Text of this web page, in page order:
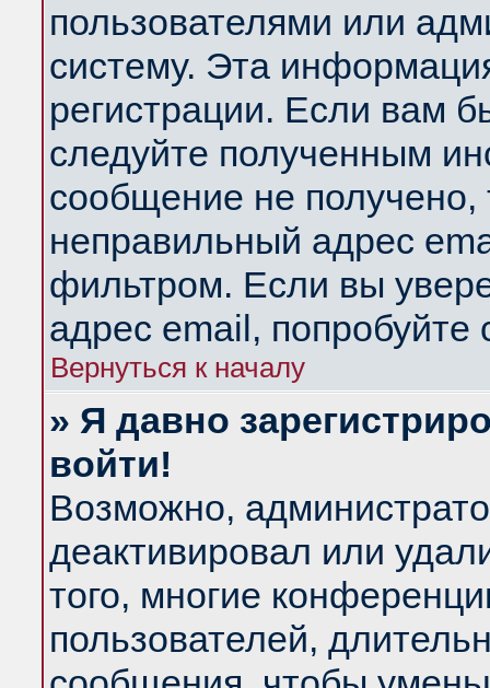
пользователями или
систему. Эта
регистрации. Если вам
следуйте полученным
сообщение не получено,
неправильный адрес
фильтром. Если вы
адрес email, попробуйте
Вернуться к началу
» Я давно
войти!
Возможно,
деактивировал или
того, многие
пользователей,